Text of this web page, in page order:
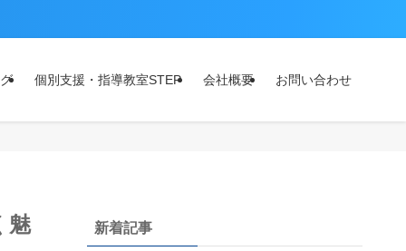
個別支援・指導教室STEP 会社概要 お問い合わせ
魅 新着記事